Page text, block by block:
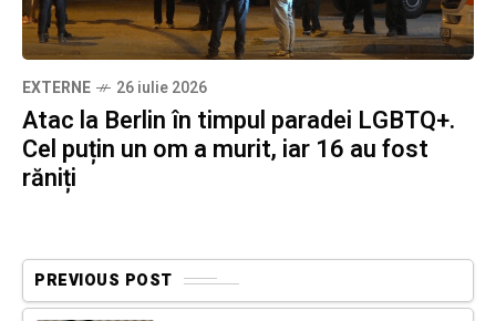
EXTERNE 26 iulie 2026
Atac la Berlin în timpul paradei LGBTQ+.
Cel puțin un om a murit, iar 16 au fost
răniți
PREVIOUS POST